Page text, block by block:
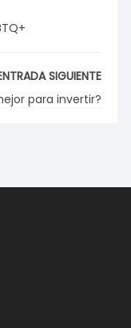
SIGUIENTE
para invertir?